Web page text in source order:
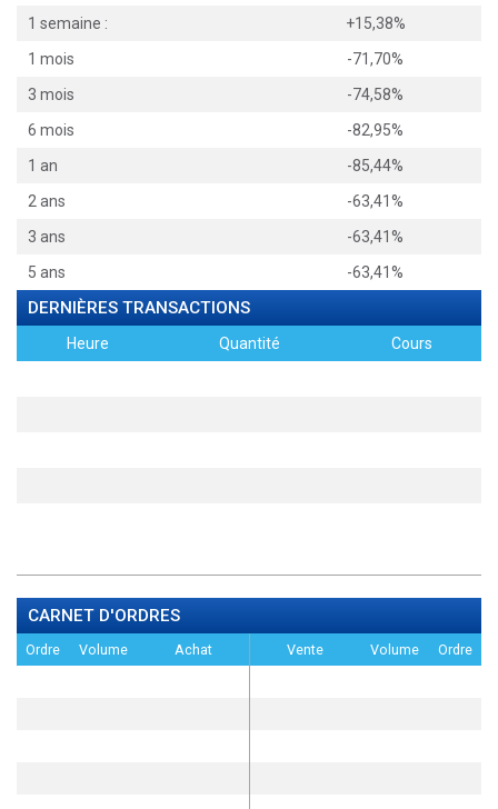
1 semaine :
+15,38%
1 mois
-71,70%
3 mois
-74,58%
6 mois
-82,95%
1 an
-85,44%
2 ans
-63,41%
3 ans
-63,41%
5 ans
-63,41%
DERNIÈRES TRANSACTIONS
Heure Quantité Cours
CARNET D'ORDRES
Ordre Volume Achat Vente Volume Ordre